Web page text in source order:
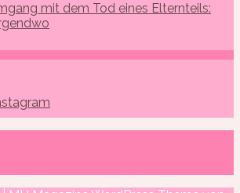
mit dem Tod eines Elternteils: